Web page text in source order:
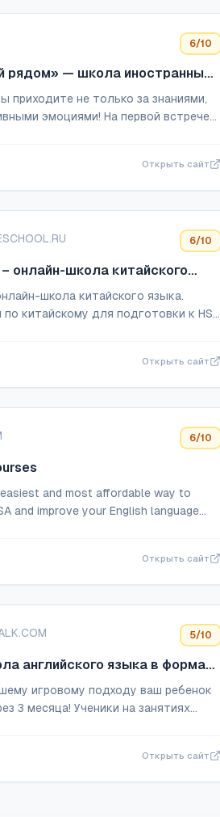
6/10
рядом» — школа иностранных
и взрослых.
приходите не только за знаниями,
эмоциями! На первой встрече
Открыть сайт
6/10
– онлайн-школа китайского
школа китайского языка.
китайскому для подготовки к HSK
Открыть сайт
6/10
and most affordable way to
and improve your English language
Открыть сайт
5/10
английского языка в формате
игровому подходу ваш ребенок
3 месяца! Ученики на занятиях
Открыть сайт